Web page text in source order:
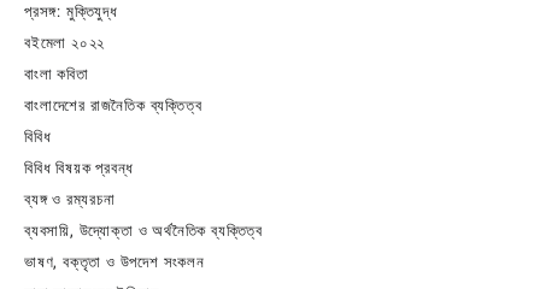
প্রসঙ্গ: মুক্তিযুদ্ধ
বইমেলা ২০২২
বাংলা কবিতা
বাংলাদেশের রাজনৈতিক ব্যক্তিত্ব
বিবিধ
বিবিধ বিষয়ক প্রবন্ধ
ব্যঙ্গ ও রম্যরচনা
ব্যবসায়ি, উদ্যোক্তা ও অর্থনৈতিক ব্যক্তিত্ব
ভাষণ, বক্তৃতা ও উপদেশ সংকলন